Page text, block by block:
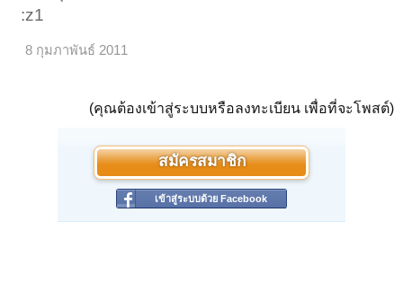
:z1
8 กุมภาพันธ์ 2011
(คุณต้องเข้าสู่ระบบหรือลงทะเบียน เพื่อที่จะโพสต์)
สมัครสมาชิก
เข้าสู่ระบบด้วย Facebook